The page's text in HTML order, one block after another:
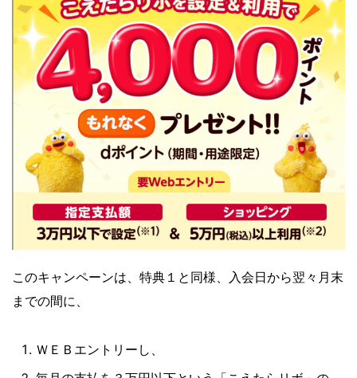
このキャンペーンは、特典１と同様、入会日から翌々月末
までの間に、
ＷＥＢエントリーし、